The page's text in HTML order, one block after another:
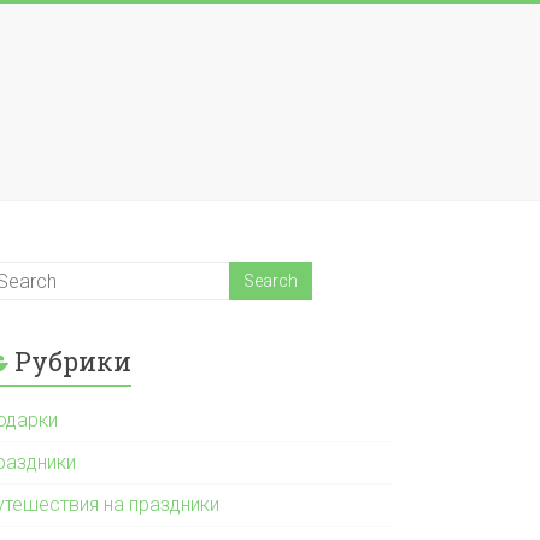
Рубрики
на праздники